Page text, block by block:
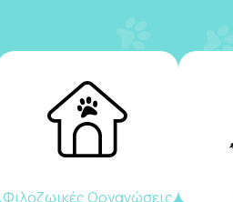
Φιλοζωικές Οργανώσεις